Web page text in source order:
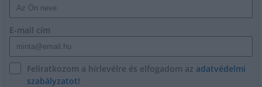
E-mail cím
Feliratkozom a hírlevélre és elfogadom az adatvédelmi
szabályzatot!